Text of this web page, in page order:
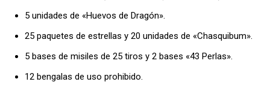
5 unidades de «Huevos de Dragón».
25 paquetes de estrellas y 20 unidades de «Chasquibum».
5 bases de misiles de 25 tiros y 2 bases «43 Perlas».
12 bengalas de uso prohibido.